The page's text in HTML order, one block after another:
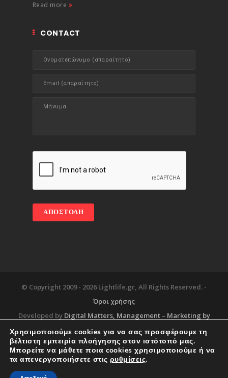
Read more
CONTACT
© Copyright 2009 - 2026 Lightlife.gr, All Rights Reserved. -
Όροι χρήσης
Developed by Digital Matters, Management – Marketing by
Blog About Services
Corporate Support
Χρησιμοποιούμε cookies για να σας προσφέρουμε τη
βέλτιστη εμπειρία πλοήγησης στον ιστότοπό μας.
Μπορείτε να μάθετε ποια cookies χρησιμοποιούμε ή να
τα απενεργοποιήσετε στις ρυθμίσεις.